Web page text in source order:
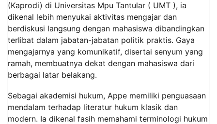
(Kaprodi) di Universitas Mpu Tantular ( UMT ), ia
dikenal lebih menyukai aktivitas mengajar dan
berdiskusi langsung dengan mahasiswa dibandingkan
terlibat dalam jabatan-jabatan politik praktis. Gaya
mengajarnya yang komunikatif, disertai senyum yang
ramah, membuatnya dekat dengan mahasiswa dari
berbagai latar belakang.
Sebagai akademisi hukum, Appe memiliki penguasaan
mendalam terhadap literatur hukum klasik dan
modern. Ia dikenal fasih memahami terminologi hukum